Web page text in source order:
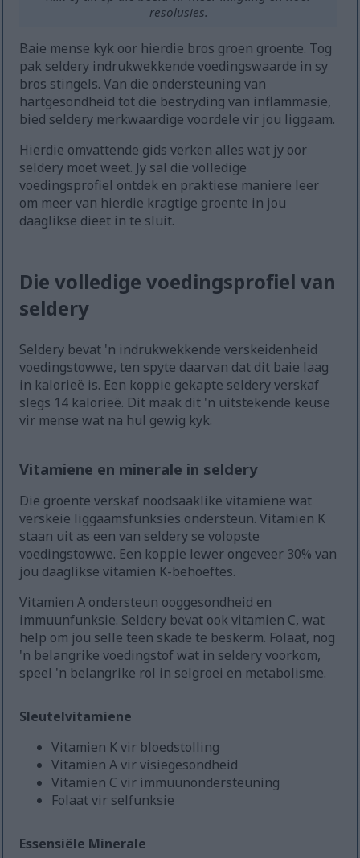
resolusies.
Baie mense kyk oor hierdie bros groen groente. Tog
pak seldery indrukwekkende voedingswaarde in sy
bros stingels. Van die ondersteuning van
hartgesondheid tot die bestryding van inflammasie,
bied seldery merkwaardige voordele vir jou liggaam.
Hierdie omvattende gids verken alles wat jy oor
seldery moet weet. Jy sal die volledige
voedingsprofiel ontdek en praktiese maniere leer
om meer van hierdie kragtige groente in jou
daaglikse dieet in te sluit.
Die volledige voedingsprofiel van
seldery
Seldery bevat 'n indrukwekkende verskeidenheid
voedingstowwe, ten spyte daarvan dat dit baie laag
in kalorieë is. Een koppie gekapte seldery verskaf
slegs 14 kalorieë. Dit maak dit 'n uitstekende keuse
vir mense wat na hul gewig kyk.
Vitamiene en minerale in seldery
Die groente verskaf noodsaaklike vitamiene wat
verskeie liggaamsfunksies ondersteun. Vitamien K
staan uit as een van seldery se volopste
voedingstowwe. Een koppie lewer ongeveer 30% van
jou daaglikse vitamien K-behoeftes.
Vitamien A ondersteun ooggesondheid en
immuunfunksie. Seldery bevat ook vitamien C, wat
help om jou selle teen skade te beskerm. Folaat, nog
'n belangrike voedingstof wat in seldery voorkom,
speel 'n belangrike rol in selgroei en metabolisme.
Sleutelvitamiene
Vitamien K vir bloedstolling
Vitamien A vir visiegesondheid
Vitamien C vir immuunondersteuning
Folaat vir selfunksie
Essensiële Minerale